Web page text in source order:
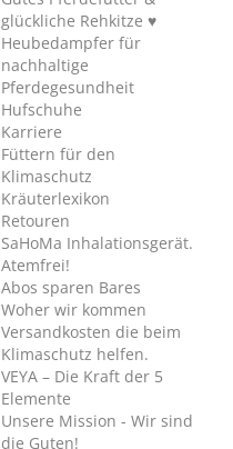
glückliche Rehkitze ♥
Heubedampfer für
nachhaltige
Pferdegesundheit
Hufschuhe
Karriere
Füttern für den
Klimaschutz
Kräuterlexikon
Retouren
SaHoMa Inhalationsgerät.
Atemfrei!
Abos sparen Bares
Woher wir kommen
Versandkosten die beim
Klimaschutz helfen.
VEYA – Die Kraft der 5
Elemente
Unsere Mission - Wir sind
die Guten!